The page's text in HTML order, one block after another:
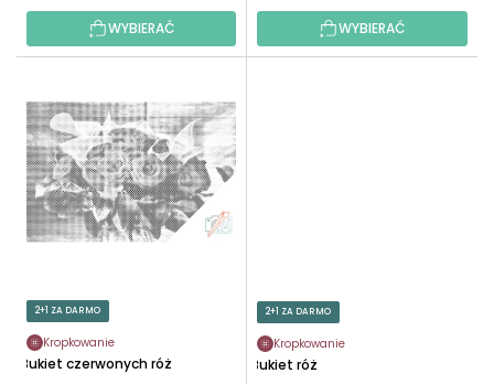
WYBIERAĆ WYBIERAĆ
2+1 ZA DARMO
Kropkowanie
Bukiet czerwonych róż
2+1 ZA DARMO
Kropkowanie
Bukiet róż